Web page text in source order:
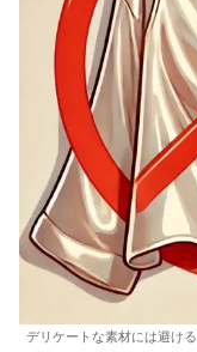
デリケートな素材には避ける